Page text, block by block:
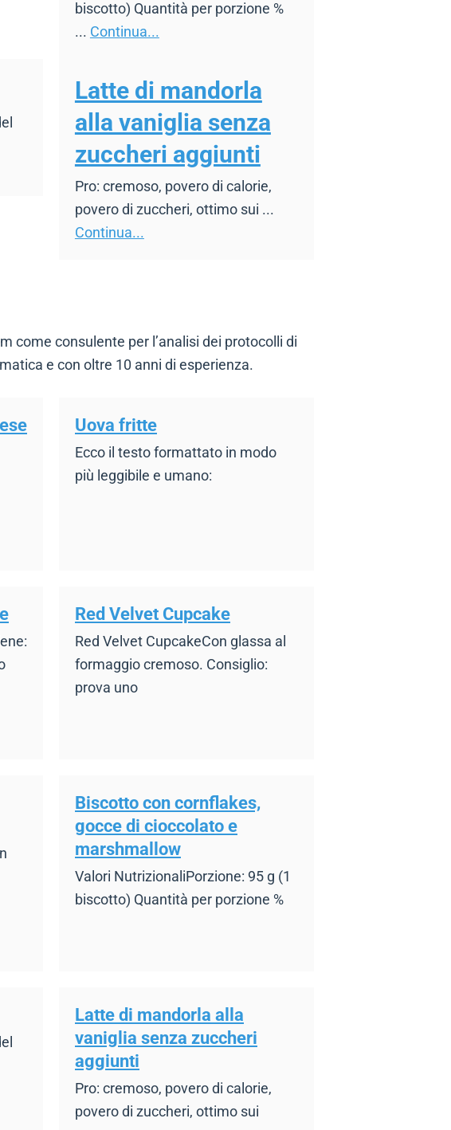
biscotto) Quantità per porzione %
... Continua...
Latte di mandorla
alla vaniglia senza
zuccheri aggiunti
Pro: cremoso, povero di calorie,
povero di zuccheri, ottimo sui ...
Continua...
come consulente per l’analisi dei protocolli di
e con oltre 10 anni di esperienza.
Uova fritte
Ecco il testo formattato in modo
più leggibile e umano:
Red Velvet Cupcake
Red Velvet CupcakeCon glassa al
formaggio cremoso. Consiglio:
prova uno
Biscotto con cornflakes,
gocce di cioccolato e
marshmallow
Valori NutrizionaliPorzione: 95 g (1
biscotto) Quantità per porzione %
Latte di mandorla alla
vaniglia senza zuccheri
aggiunti
Pro: cremoso, povero di calorie,
povero di zuccheri, ottimo sui